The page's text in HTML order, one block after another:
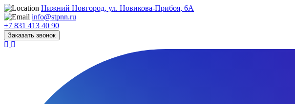
Нижний Новгород, ул. Новикова-Прибоя, 6А
info@stpnn.ru
+7 831 413 40 90
Заказать звонок